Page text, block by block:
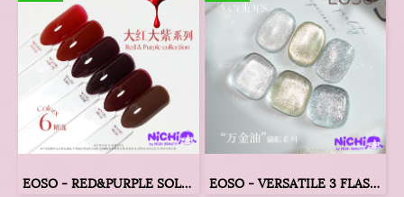
EOSO - RED&PURPLE SOLID 6 COLORS EOSO - VERSATILE 3 FLASH COLORS